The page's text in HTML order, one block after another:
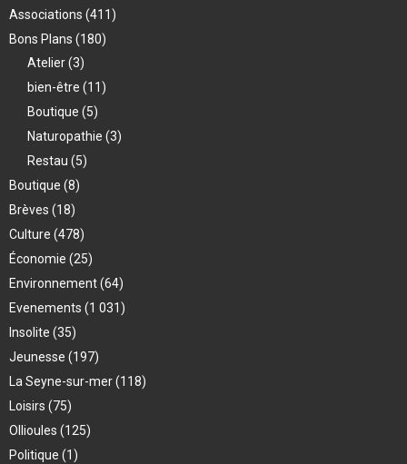
Associations (411)
Bons Plans (180)
Atelier(3)
bien-être (11)
Boutique (5)
Naturopathie (3)
Restau (5)
Boutique (8)
Brèves (18)
Culture (478)
Économie (25)
Environnement(64)
Evenements (1 031)
Insolite (35)
Jeunesse (197)
La Seyne-sur-mer(118)
Loisirs (75)
Ollioules (125)
Politique (1)